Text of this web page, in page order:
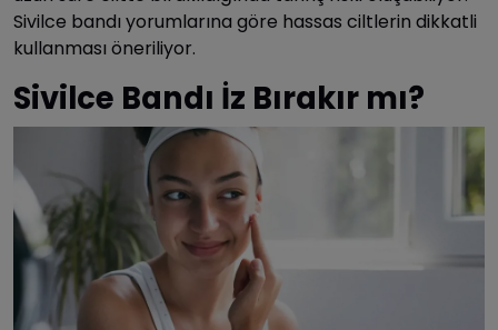
Sivilce bandı yorumlarına göre hassas ciltlerin dikkatli
kullanması öneriliyor.
Sivilce Bandı İz Bırakır mı?